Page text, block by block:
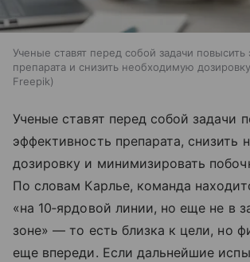
Ученые ставят перед собой задачи повысить
препарата и снизить необходимую дозировку
Freepik
Ученые ставят перед собой задачи
эффективность препарата, снизить
дозировку и минимизировать
По словам Карлье, команда
«на 10‑ярдовой линии, но еще не в
зоне» — то есть близка к цели, но
еще впереди. Если дальнейшие